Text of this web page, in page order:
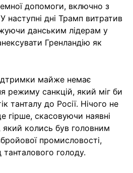
допомоги, включно з
наступні дні Трамп витратив
данським лідерам у
Гренландію як
майже немає
режиму санкцій, який міг би
танталу до Росії. Нічого не
скасовуючи наявні
колись був головним
промисловості,
танталового голоду.